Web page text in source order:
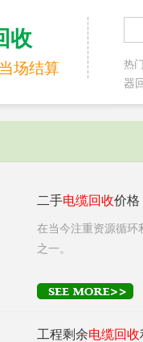
收
场结算
热
器
二手电缆回收价格
在当今注重资源循环
之一。
工程剩余电缆回收